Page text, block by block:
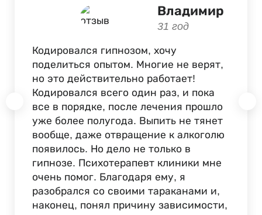
Владимир
31 год
Кодировался гипнозом, хочу
поделиться опытом. Многие не верят,
но это действительно работает!
Кодировался всего один раз, и пока
все в порядке, после лечения прошло
уже более полугода. Выпить не тянет
вообще, даже отвращение к алкоголю
появилось. Но дело не только в
гипнозе. Психотерапевт клиники мне
очень помог. Благодаря ему, я
разобрался со своими тараканами и,
наконец, понял причину зависимости,